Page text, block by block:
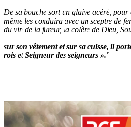
De sa bouche sort un glaive acéré,
même les conduira avec un sceptre de
du vin de la fureur, la colère de Dieu,
sur son vêtement et sur sa cuisse, il
rois et Seigneur des seigneurs ».”